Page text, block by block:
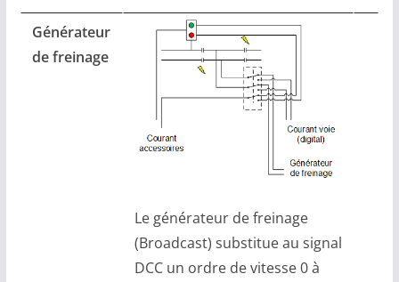
Générateur
de freinage
Le générateur de freinage
(Broadcast) substitue au signal
DCC un ordre de vitesse 0 à